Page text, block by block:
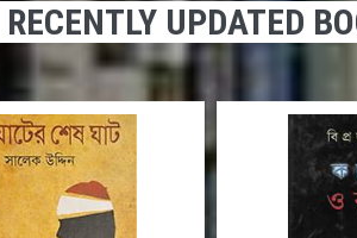
RECENTLY UPDATED